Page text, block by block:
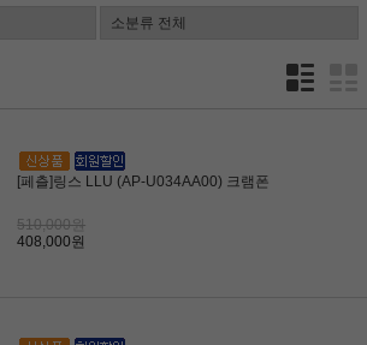
[페츨]링스 LLU (AP-U034AA00) 크램폰
510,000원
408,000원